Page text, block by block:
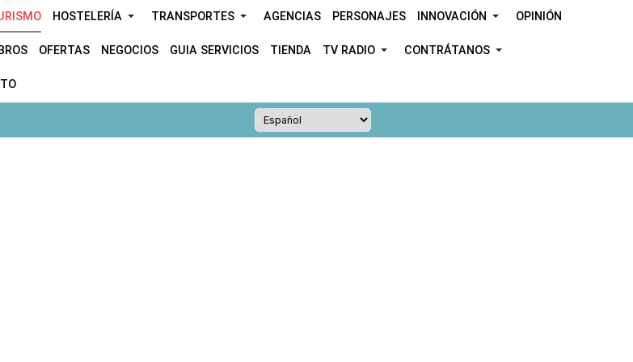
HOSTELERÍA TRANSPORTES AGENCIAS PERSONAJES INNOVACIÓN OPINIÓN
OFERTAS NEGOCIOS GUIA SERVICIOS TIENDA TV RADIO CONTRÁTANOS